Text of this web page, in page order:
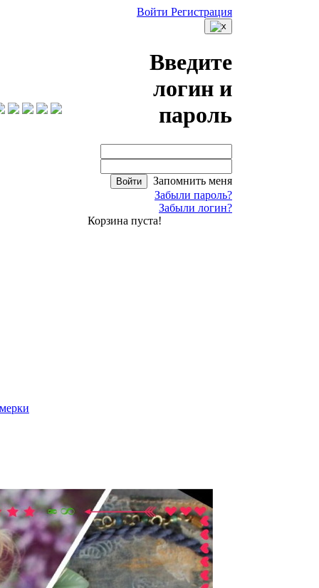
Войти Регистрация
Введите
логин и
пароль
Войти
Запомнить меня
Забыли пароль?
Забыли логин?
Корзина пуста!